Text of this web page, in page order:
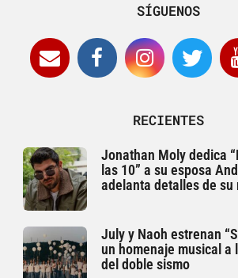
SÍGUENOS
RECIENTES
Jonathan Moly dedica
las 10” a su esposa
adelanta detalles de su
July y Naoh estrenan
un homenaje musical a
del doble sismo